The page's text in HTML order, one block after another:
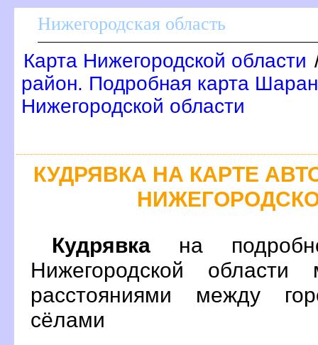
Нижегородская область
Карта Нижегородской области
район. Подробная карта
Нижегородской области
КУДРЯВКА НА КАРТЕ
Кудрявка на
Нижегородской
расстояниями между
сёлами